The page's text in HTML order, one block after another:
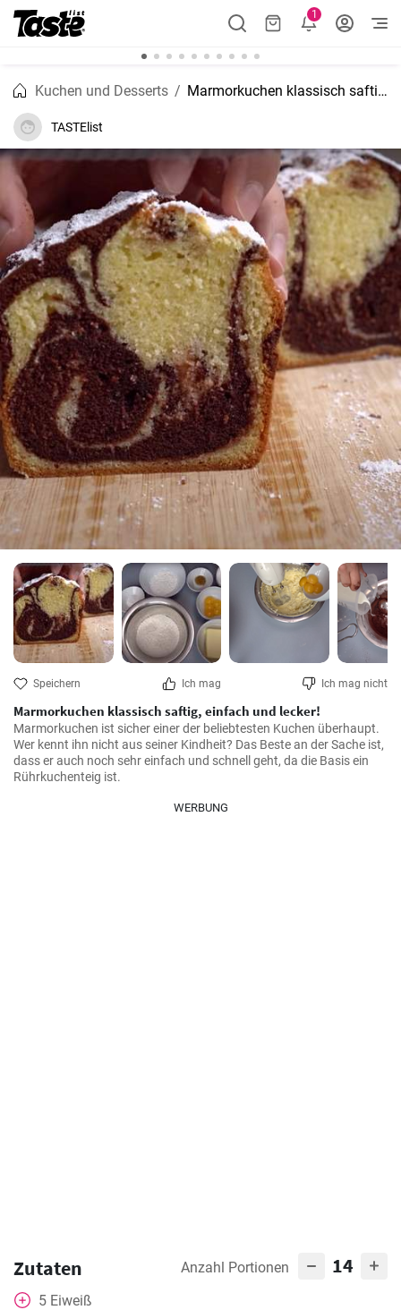
1
Kuchen und Desserts Marmorkuchen klassisch saftig, einfach und lecker!
TASTElist
Speichern Ich mag Ich mag nicht
Marmorkuchen klassisch saftig, einfach und lecker!
Marmorkuchen ist sicher einer der beliebtesten Kuchen überhaupt.
Wer kennt ihn nicht aus seiner Kindheit? Das Beste an der Sache ist,
dass er auch noch sehr einfach und schnell geht, da die Basis ein
Rührkuchenteig ist.
WERBUNG
Zutaten Anzahl Portionen 14
5 Eiweiß